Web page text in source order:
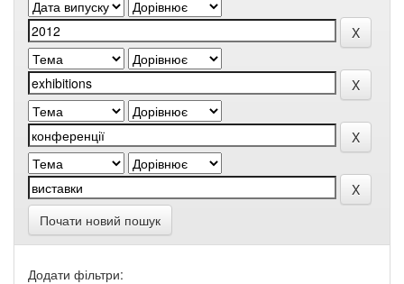
Почати новий пошук
Додати фільтри: